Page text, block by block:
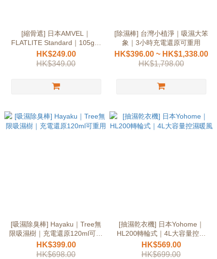
[縮骨遮] 日本AMVEL｜
FLATLITE Standard｜105g超
輕強效防水
HK$249.00
HK$349.00
[除濕棒] 台灣小植淨｜吸濕大笨
象｜3小時充電還原可重用
HK$396.00 ~ HK$1,338.00
HK$1,798.00
[吸濕除臭棒] Hayaku｜Tree無
限吸濕樹｜充電還原120ml可重
用
HK$399.00
HK$698.00
[抽濕乾衣機] 日本Yohome｜
HL200轉輪式｜4L大容量控濕
暖風
HK$569.00
HK$699.00